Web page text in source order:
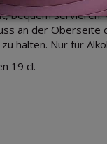
bequem servieren.
an der Oberseite
halten. Nur für
19 cl.